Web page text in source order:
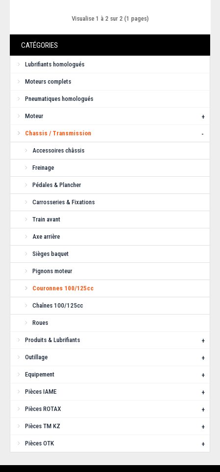
34,54€
Ajouter aux articles préférés
Couronne 428 ELECTRA moteur AIXRO - 50
dents (aluminium 7075 T6)
haute résistance en aluminium 707..
34,54€
Visualise 1 à 2 sur 2 (1 pages)
CATÉGORIES
Lubrifiants homologués
Moteurs complets
Pneumatiques homologués
Moteur +
Chassis / Transmission -
Accessoires châssis
Freinage
Pédales & Plancher
Carrosseries & Fixations
Train avant
Axe arrière
Sièges baquet
Pignons moteur
Couronnes 100/125cc
Chaînes 100/125cc
Roues
Produits & Lubrifiants +
Outillage +
Equipement +
Pièces IAME +
Pièces ROTAX +
Pièces TM KZ +
Pièces OTK +